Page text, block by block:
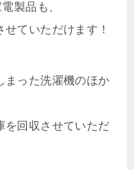
製品も、
ていただけます！
まった洗濯機のほか
を回収させていただ